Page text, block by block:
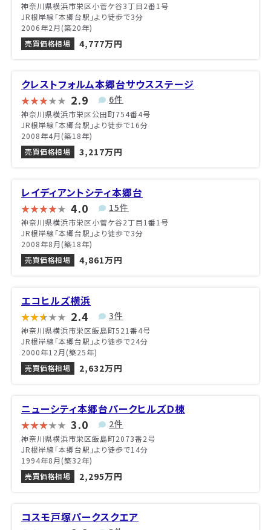
神奈川県横浜市栄区小菅ケ谷3丁目2番1号
JR根岸線「本郷台駅」より徒歩で3分
2006年2月(築20年)
売買価格相場
4,777万円
クレストフォルム本郷台サウスステージ
2.9 6件
神奈川県横浜市栄区公田町754番4号
JR根岸線「本郷台駅」より徒歩で16分
2008年4月(築18年)
売買価格相場
3,217万円
レイディアントシティ本郷台
4.0 15件
神奈川県横浜市栄区小菅ケ谷2丁目1番1号
JR根岸線「本郷台駅」より徒歩で3分
2008年8月(築18年)
売買価格相場
4,861万円
エコヒルズ横浜
2.4 3件
神奈川県横浜市栄区飯島町521番4号
JR根岸線「本郷台駅」より徒歩で24分
2000年12月(築25年)
売買価格相場
2,632万円
ニューシティ本郷台パークヒルズＤ棟
3.0 2件
神奈川県横浜市栄区飯島町2073番2号
JR根岸線「本郷台駅」より徒歩で14分
1994年8月(築32年)
売買価格相場
2,295万円
コスモ戸塚パークスクエア